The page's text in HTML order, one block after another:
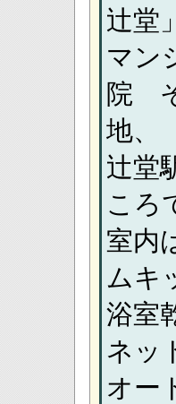
辻堂
マン
院
地、
辻堂
ころ
室内
ムキ
浴室
ネッ
オー